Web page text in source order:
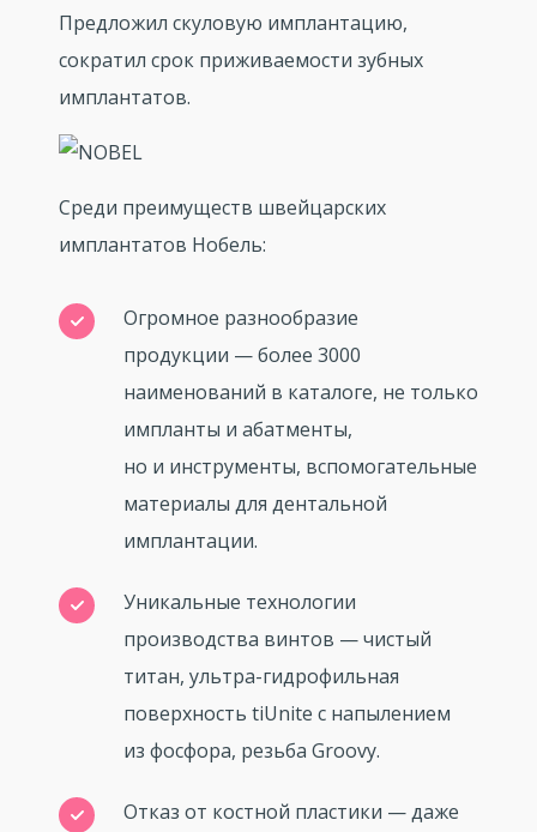
Предложил скуловую имплантацию,
сократил срок приживаемости зубных
имплантатов.
Среди преимуществ швейцарских
имплантатов Нобель:
Огромное разнообразие
продукции — более 3000
наименований в каталоге, не только
импланты и абатменты,
но и инструменты, вспомогательные
материалы для дентальной
имплантации.
Уникальные технологии
производства винтов — чистый
титан, ультра-гидрофильная
поверхность tiUnite с напылением
из фосфора, резьба Groovy.
Отказ от костной пластики — даже